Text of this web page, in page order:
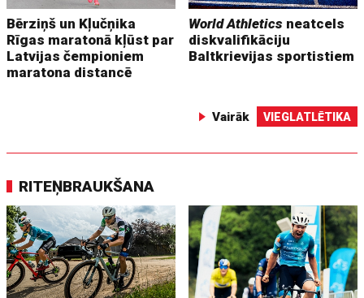
Bērziņš un Kļučņika
Rīgas maratonā kļūst par
Latvijas čempioniem
maratona distancē
World Athletics neatcels
diskvalifikāciju
Baltkrievijas sportistiem
Vairāk VIEGLATLĒTIKA
RITEŅBRAUKŠANA